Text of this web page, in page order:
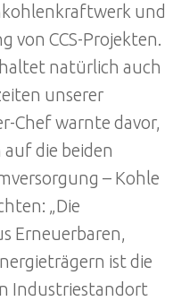
und
von CCS-Projekten.
natürlich auch
unserer
Chef warnte davor,
die beiden
– Kohle
„Die
Erneuerbaren,
ist die
Industriestandort